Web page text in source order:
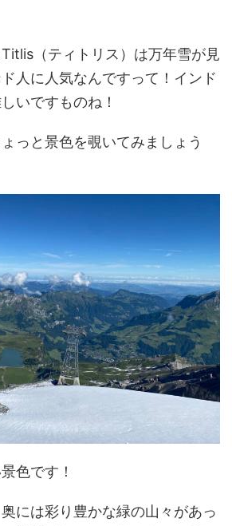
（ティトリス）は万年雪が見
人に人気なんですって！インド
いですものね！
っと景色を覗いてみましょう
色です！
には彩り豊かな緑の山々があっ